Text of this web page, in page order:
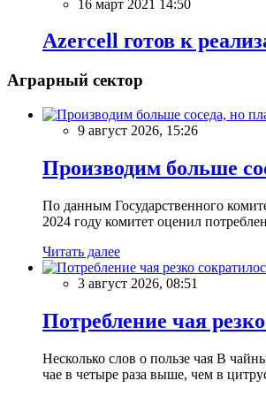
16 март 2021 14:50
Azercell готов к
Аграрный сектор
9 август 2026, 15:26
Производим больше
По данным Государственного
2024 году комитет оценил
Читать далее
3 август 2026, 08:51
Потребление чая
Несколько слов о пользе чая В
чае в четыре раза выше, чем в